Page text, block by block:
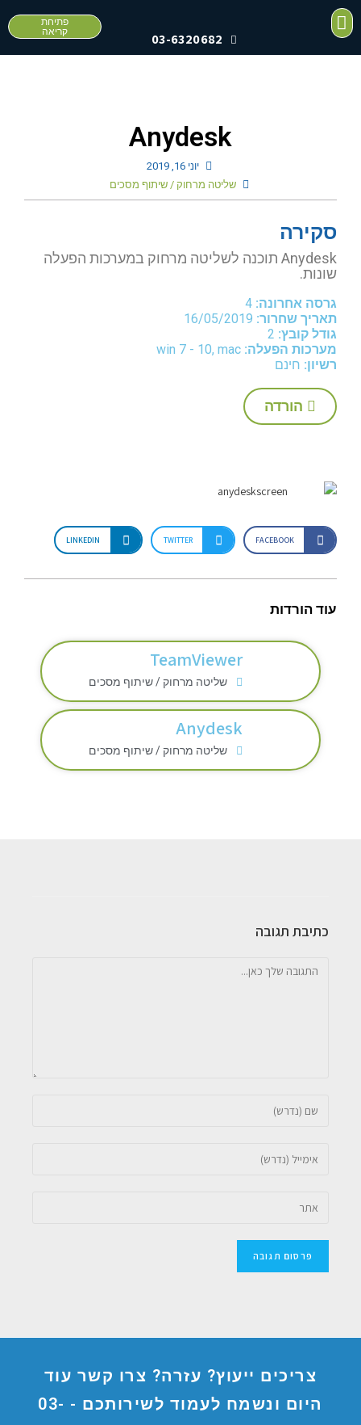
פתיחת
קריאה
03-6320682
Anydesk
יוני 16, 2019
שליטה מרחוק / שיתוף מסכים
סקירה
Anydesk תוכנה לשליטה מרחוק במערכות הפעלה
שונות.
גרסה אחרונה: 4
תאריך שחרור: 16/05/2019
גודל קובץ: 2
מערכות הפעלה: win 7 - 10, mac
רשיון: חינם
הורדה
FACEBOOK
TWITTER
LINKEDIN
עוד הורדות
TeamViewer
שליטה מרחוק / שיתוף מסכים
Anydesk
שליטה מרחוק / שיתוף מסכים
כתיבת תגובה
צריכים ייעוץ? עזרה? צרו קשר עוד
היום ונשמח לעמוד לשירותכם - 03-